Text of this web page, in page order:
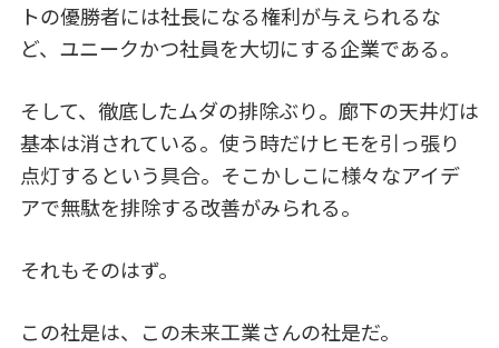
トの優勝者には社長になる権利が与えられるな
ど、ユニークかつ社員を大切にする企業である。
そして、徹底したムダの排除ぶり。廊下の天井灯は
基本は消されている。使う時だけヒモを引っ張り
点灯するという具合。そこかしこに様々なアイデ
アで無駄を排除する改善がみられる。
それもそのはず。
この社是は、この未来工業さんの社是だ。